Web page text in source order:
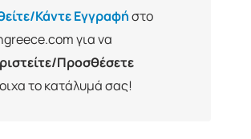
Κάντε Εγγραφήστο
για να
Προσθέσετε
το κατάλυμά σας!